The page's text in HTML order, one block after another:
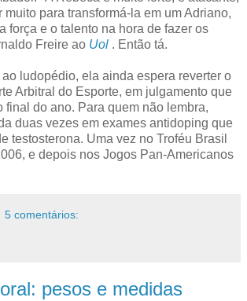
muito para transformá-la em um Adriano,
força e o talento na hora de fazer os
Freire ao Uol . Então tá.
ludopédio, ela ainda espera reverter o
Arbitral do Esporte, em julgamento que
final do ano. Para quem não lembra,
duas vezes em exames antidoping que
testosterona. Uma vez no Troféu Brasil
e depois nos Jogos Pan-Americanos
5 comentários:
pesos e medidas